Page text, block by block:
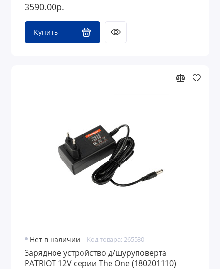
3590.00р.
Купить
Нет в наличии Код товара: 265530
Зарядное устройство д/шуруповерта
PATRIOT 12V серии The One (180201110)